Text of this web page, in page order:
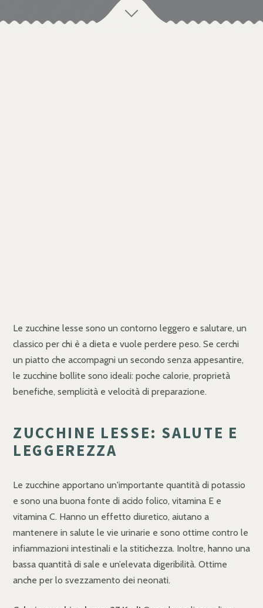
Le zucchine lesse sono un contorno leggero e salutare, un
classico per chi è a dieta e vuole perdere peso. Se cerchi
un piatto che accompagni un secondo senza appesantire,
le zucchine bollite sono ideali: poche calorie, proprietà
benefiche, semplicità e velocità di preparazione.
ZUCCHINE LESSE: SALUTE E
LEGGEREZZA
Le zucchine apportano un'importante quantità di potassio
e sono una buona fonte di acido folico, vitamina E e
vitamina C. Hanno un effetto diuretico, aiutano a
mantenere in salute le vie urinarie e sono ottime contro le
infiammazioni intestinali e la stitichezza. Inoltre, hanno una
bassa quantità di sale e un’elevata digeribilità. Ottime
anche per lo svezzamento dei neonati.